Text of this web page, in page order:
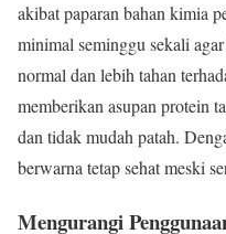
akibat paparan bahan kimia
minimal seminggu sekali
normal dan lebih tahan
memberikan asupan protein
dan tidak mudah patah.
berwarna tetap sehat meski
Mengurangi